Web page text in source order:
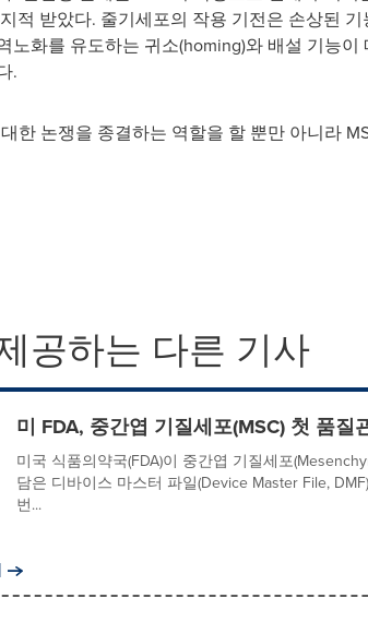
적 받았다. 줄기세포의 작용 기전은 손상된
노화를 유도하는 귀소(homing)와 배설 기능
.
한 논쟁을 종결하는 역할을 할 뿐만 아니라
공하는 다른 기사
미 FDA, 중간엽 기질세포(MSC) 첫 품
미국 식품의약국(FDA)이 중간엽 기질세포
담은 디바이스 마스터 파일(Device Master File,
번...